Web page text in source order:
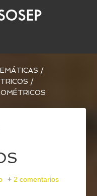
/
/
2 comentarios